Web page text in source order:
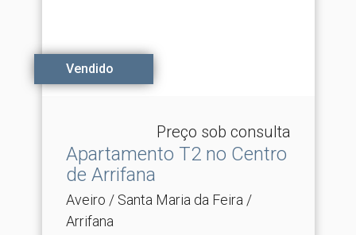
Vendido
Preço sob consulta
Apartamento T2 no Centro
de Arrifana
Aveiro / Santa Maria da Feira /
Arrifana